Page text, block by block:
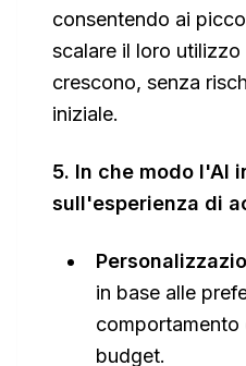
consentendo ai
scalare il loro utilizzo
crescono, senza
iniziale.
5. In che modo l'AI
sull'esperienza di
in base alle
comportamento
budget.